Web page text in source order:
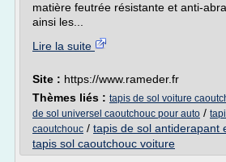
matière feutrée résistante et anti-
ainsi les...
Lire la suite
Site : https://www.rameder.fr
Thèmes liés : tapis de sol voiture
de sol universel caoutchouc pour auto /
caoutchouc / tapis de sol antiderapant
tapis sol caoutchouc voiture